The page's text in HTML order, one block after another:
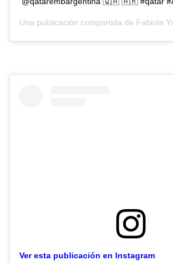
Una publicación compartida de Fabiola
Ver esta publicación en Instagram